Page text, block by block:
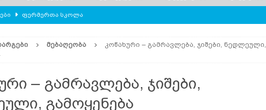
ᲤᲔᲠᲛᲔᲠᲗᲐ ᲡᲙᲝᲚᲐ
და პროდუქტიულობა ᲛᲔᲤᲠᲘᲜᲕᲔᲚᲔᲝᲑᲐ
ექსპორტმა თითქმის 14 მილიონ ტონას მიაღწია ᲐᲒᲠᲝ
ᲛᲔᲑᲐᲦᲔᲝᲑᲐ
კოწახური – გამრავლება, ჯიშები, ნედლეული,
– გამრავლება, ჯიშები,
გამოყენება